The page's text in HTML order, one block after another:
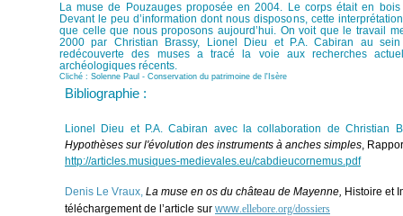
La muse de Pouzauges proposée en 2004. Le corps était en
Devant le peu d’information dont nous disposons, cette
que celle que nous proposons aujourd’hui. On voit que le travail
2000 par Christian Brassy, Lionel Dieu et P.A. Cabiran au
redécouverte des muses a tracé la voie aux recherches
archéologiques récents.
Cliché : Solenne Paul - Conservation du patrimoine de l'Isère
Bibliographie :
Lionel Dieu et P.A. Cabiran avec la collaboration de Christian
Hypothèses sur l'évolution des instruments à anches simples,
http://articles.musiques-medievales.eu/cabdieucornemus.pdf
Denis Le Vraux, La muse en os du château de Mayenne, Histoire et
téléchargement de l’article sur www.ellebore.org/dossiers